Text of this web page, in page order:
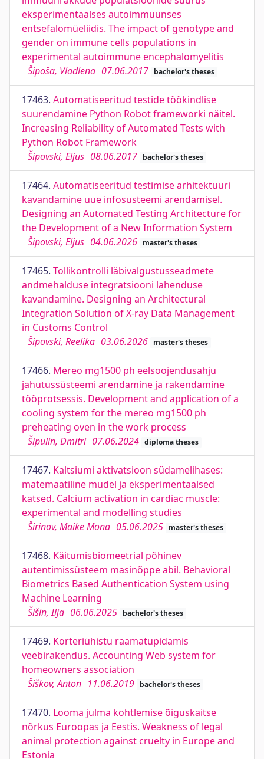
eksperimentaalses autoimmuunses
entsefalomüeliidis. The impact of genotype and
gender on immune cells populations in
experimental autoimmune encephalomyelitis
Šipoša, Vladlena 07.06.2017 bachelor's theses
17463. Automatiseeritud testide töökindlise
suurendamine Python Robot frameworki näitel.
Increasing Reliability of Automated Tests with
Python Robot Framework
Šipovski, Eljus 08.06.2017 bachelor's theses
17464. Automatiseeritud testimise arhitektuuri
kavandamine uue infosüsteemi arendamisel.
Designing an Automated Testing Architecture for
the Development of a New Information System
Šipovski, Eljus 04.06.2026 master's theses
17465. Tollikontrolli läbivalgustusseadmete
andmehalduse integratsiooni lahenduse
kavandamine. Designing an Architectural
Integration Solution of X-ray Data Management
in Customs Control
Šipovski, Reelika 03.06.2026 master's theses
17466. Mereo mg1500 ph eelsoojendusahju
jahutussüsteemi arendamine ja rakendamine
tööprotsessis. Development and application of a
cooling system for the mereo mg1500 ph
preheating oven in the work process
Šipulin, Dmitri 07.06.2024 diploma theses
17467. Kaltsiumi aktivatsioon südamelihases:
matemaatiline mudel ja eksperimentaalsed
katsed. Calcium activation in cardiac muscle:
experimental and modelling studies
Širinov, Maike Mona 05.06.2025 master's theses
17468. Käitumisbiomeetrial põhinev
autentimissüsteem masinõppe abil. Behavioral
Biometrics Based Authentication System using
Machine Learning
Šišin, Ilja 06.06.2025 bachelor's theses
17469. Korteriühistu raamatupidamis
veebirakendus. Accounting Web system for
homeowners association
Šiškov, Anton 11.06.2019 bachelor's theses
17470. Looma julma kohtlemise õiguskaitse
nõrkus Euroopas ja Eestis. Weakness of legal
animal protection against cruelty in Europe and
Estonia